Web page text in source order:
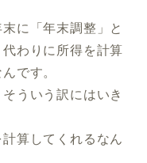
に「年末調整」と
わりに所得を計算
です。
ういう訳にはいき
算してくれるなん